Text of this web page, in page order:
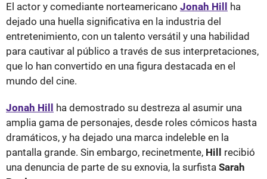
El actor y comediante norteamericano Jonah Hill ha
dejado una huella significativa en la industria del
entretenimiento, con un talento versátil y una habilidad
para cautivar al público a través de sus interpretaciones,
que lo han convertido en una figura destacada en el
mundo del cine.
Jonah Hill ha demostrado su destreza al asumir una
amplia gama de personajes, desde roles cómicos hasta
dramáticos, y ha dejado una marca indeleble en la
pantalla grande. Sin embargo, recinetmente, Hill recibió
una denuncia de parte de su exnovia, la surfista Sarah